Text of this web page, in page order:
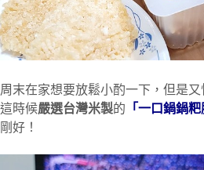
周末在家想要放鬆小酌一下，但是又
這時候嚴選台灣米製的 「一口鍋鍋
剛好！